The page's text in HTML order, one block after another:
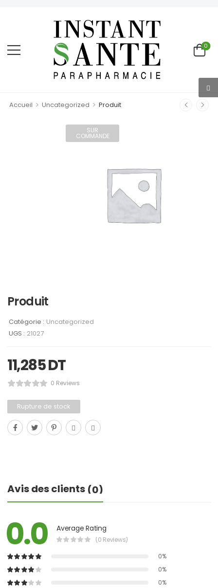
0
Accueil > Uncategorized > Produit
SUR
COMMANDE
Produit
Catégorie : Uncategorized
UGS : 21027
11,285DT
0 Reviews
Rupture de stock
Avis des clients (0)
0.0 Average Rating
(0 Reviews)
0%
0%
0%